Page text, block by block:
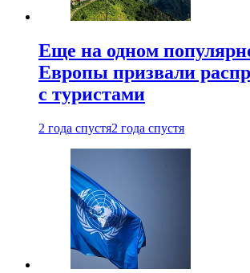
Еще на одном
Европы призвали
с туристами
2 года спустя2 года спустя